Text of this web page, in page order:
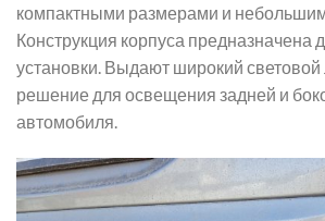
компактными размерами и
Конструкция корпуса предназначена
установки. Выдают широкий
решение для освещения задней и
автомобиля.